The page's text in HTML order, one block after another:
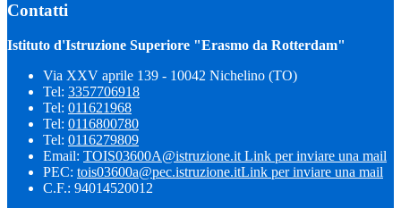
Contatti
Istituto d'Istruzione Superiore "Erasmo da Rotterdam"
Via XXV aprile 139 - 10042 Nichelino (TO)
Tel: 3357706918
Tel: 011621968
Tel: 0116800780
Tel: 0116279809
Email: TOIS03600A@istruzione.it Link per inviare una mail
PEC: tois03600a@pec.istruzione.itLink per inviare una mail
C.F.: 94014520012